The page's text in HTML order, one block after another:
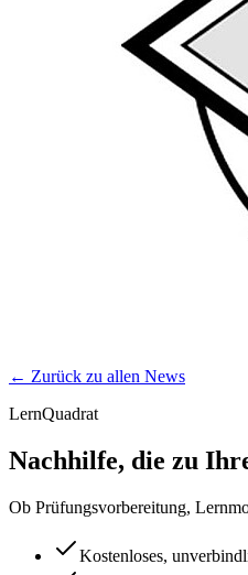
← Zurück zu allen News
LernQuadrat
Nachhilfe, die zu
Ob Prüfungsvorbereitung,
Kostenloses,